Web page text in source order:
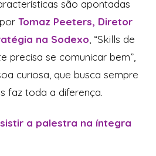
são apontadas
Tomaz Peeters, Diretor
na Sodexo , “Skills de
precisa se comunicar bem”,
curiosa, que busca sempre
faz toda a diferença.
a palestra na íntegra